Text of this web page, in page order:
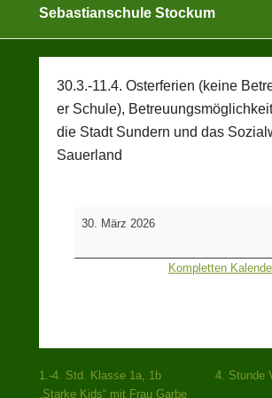
Sebastianschule Stockum
30.3.-11.4. Osterferien (keine
er Schule),
die Stadt Sundern und das
Sauerland
30.3.-11.4.
Betreuungsmöglichkeiten
die
30. März 2026
Kompletten
Beitragsnavigation
1.-4. Std. Klasse 1a, 1b
„Starke Kids“ mit Frau Garbe
4. Stunde